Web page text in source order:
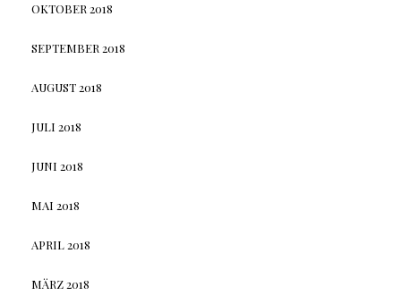
OKTOBER 2018
SEPTEMBER 2018
AUGUST 2018
JULI 2018
JUNI 2018
MAI 2018
APRIL 2018
MÄRZ 2018